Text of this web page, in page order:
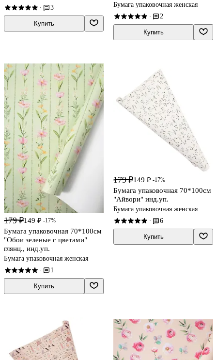
· 3
Купить
Бумага упаковочная женская
· 2
Купить
179 ₽149 ₽ -17%
Бумага упаковочная 70*100см
"Обои зеленые с цветами"
глянц., инд.уп.
Бумага упаковочная женская
· 1
Купить
179 ₽149 ₽ -17%
Бумага упаковочная 70*100см
"Айвори" инд.уп.
Бумага упаковочная женская
· 6
Купить